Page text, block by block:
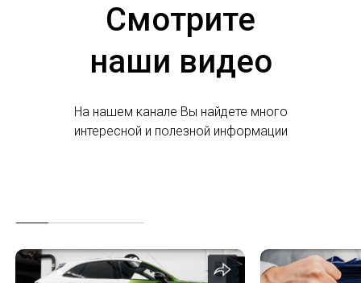
Смотрите
наши видео
На нашем канале Вы найдете много
интересной и полезной информации